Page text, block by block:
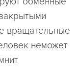
вращательные
неможет